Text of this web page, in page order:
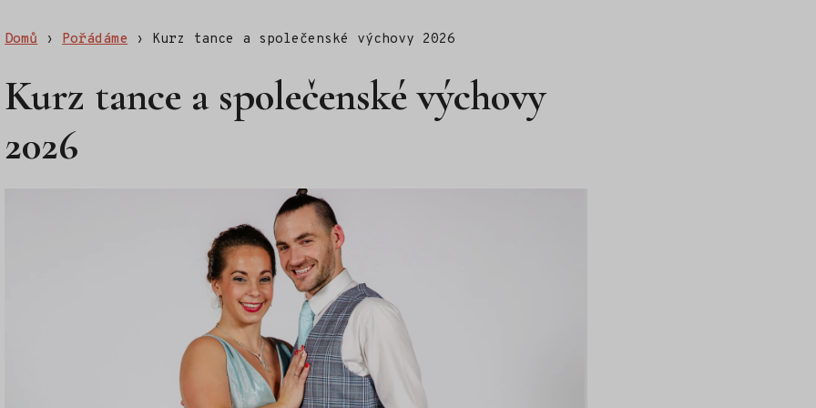
Domů›Pořádáme› Kurz tance a společenské výchovy 2026
Kurz tance a společenské výchovy
2026